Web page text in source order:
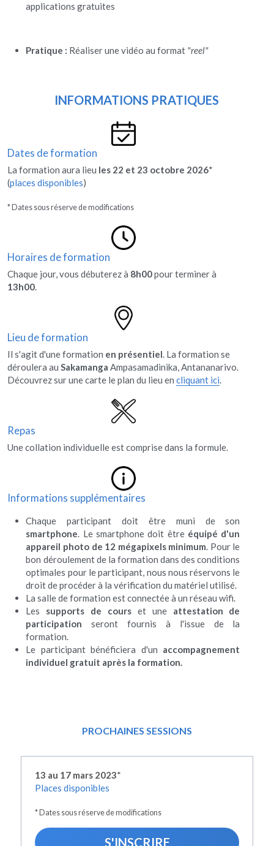
applications gratuites
Pratique : Réaliser une vidéo au format "reel"
INFORMATIONS PRATIQUES
Dates de formation
La formation aura lieu les 22 et 23 octobre 2026*
(places disponibles)
* Dates sous réserve de modifications
Horaires de formation
Chaque jour, vous débuterez à 8h00
13h00.
Lieu de formation
Il s'agit d'une formation en présentiel. La formation se
déroulera au Sakamanga Ampasamadinika, Antananarivo.
Découvrez sur une carte le plan du lieu en cliquant ici.
Repas
Une collation individuelle est comprise dans la formule.
Informations supplémentaires
smartphone. Le smartphone doit être équipé d'un
appareil photo de 12 mégapixels minimum. Pour le
bon déroulement de la formation dans des conditions
optimales pour le participant, nous nous réservons le
droit de procéder à la vérification du matériel utilisé.
La salle de formation est connectée à un réseau wifi.
Les supports de cours et une attestation de
participation seront fournis à l'issue de la
formation.
Le participant bénéficiera d'un accompagnement
individuel gratuit après la formation.
PROCHAINES SESSIONS
13 au 17 mars 2023*
Places disponibles
* Dates sous réserve de modifications
S'INSCRIRE